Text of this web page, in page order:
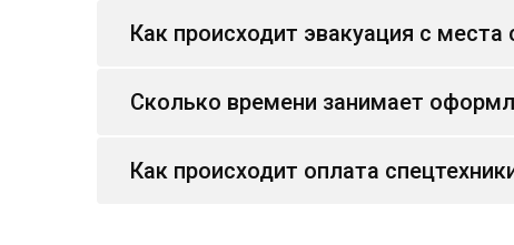
Как происходит эвакуация с места
Сколько времени занимает
Как происходит оплата